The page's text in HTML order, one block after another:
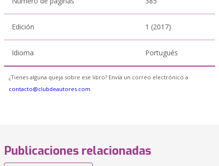
Edición 1 (2017)
Idioma Portugués
¿Tienes alguna queja sobre ese libro? Envía un correo electrónico a
contacto@clubdeautores.com
Publicaciones relacionadas